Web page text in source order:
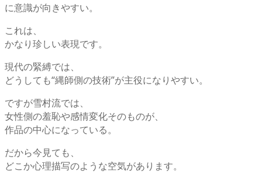
に意識が向きやすい。
これは、
かなり珍しい表現です。
現代の緊縛では、
どうしても“縄師側の技術”が主役になりやすい。
ですが雪村流では、
女性側の羞恥や感情変化そのものが、
作品の中心になっている。
だから今見ても、
どこか心理描写のような空気があります。